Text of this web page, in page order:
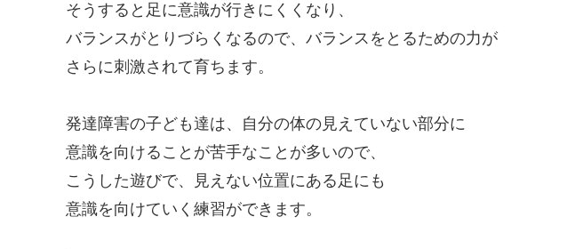
そうすると足に意識が行きにくくなり、
バランスがとりづらくなるので、バランスをとるための力が
さらに刺激されて育ちます。
発達障害の子ども達は、自分の体の見えていない部分に
意識を向けることが苦手なことが多いので、
こうした遊びで、見えない位置にある足にも
意識を向けていく練習ができます。